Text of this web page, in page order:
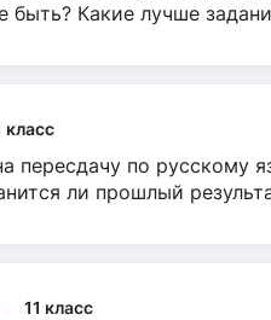
быть? Какие лучше
класс
пересдачу по русскому
ли прошлый
11 класс